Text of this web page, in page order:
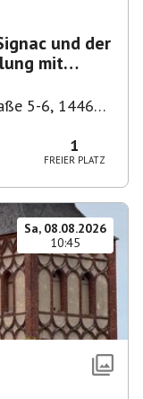
und der
mit
5-6, 14467
1
FREIER PLATZ
Sa, 08.08.2026
10:45